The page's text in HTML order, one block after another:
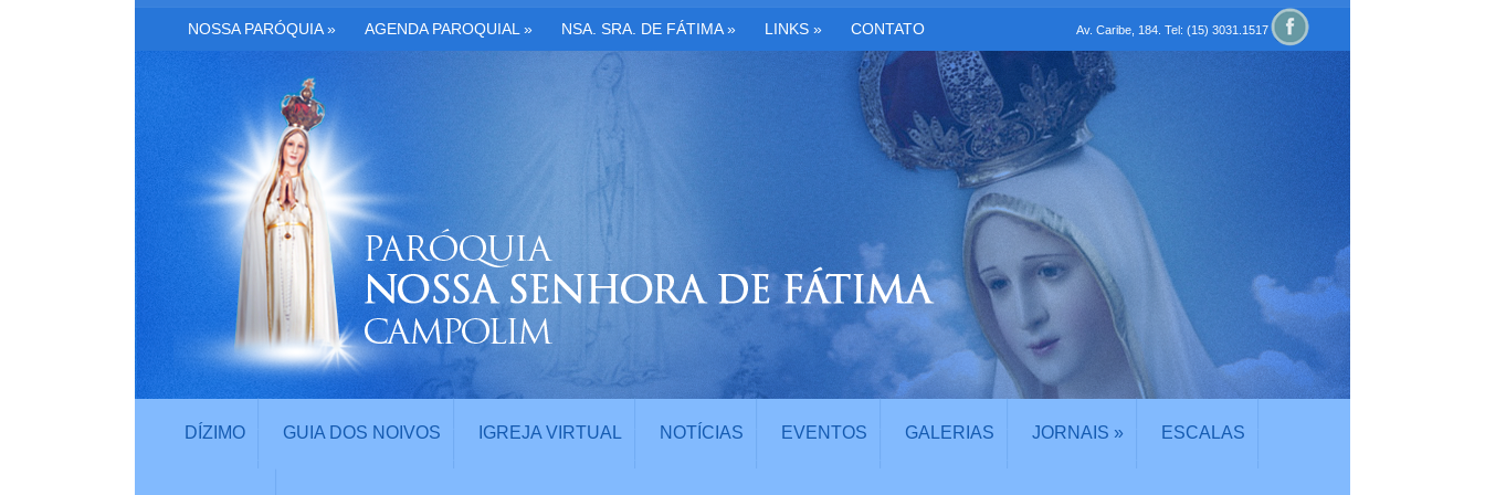
NOSSA PARÓQUIA» AGENDA PAROQUIAL » NSA. SRA. DE FÁTIMA» LINKS » CONTATO Av. Caribe, 184. Tel: (15) 3031.1517
DÍZIMO GUIA DOS NOIVOS IGREJA VIRTUAL NOTÍCIAS EVENTOS GALERIAS JORNAIS » ESCALAS